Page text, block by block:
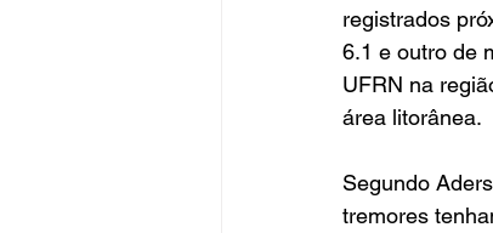
registrados
6.1 e outro de
UFRN na
área litorânea.
Segundo
tremores